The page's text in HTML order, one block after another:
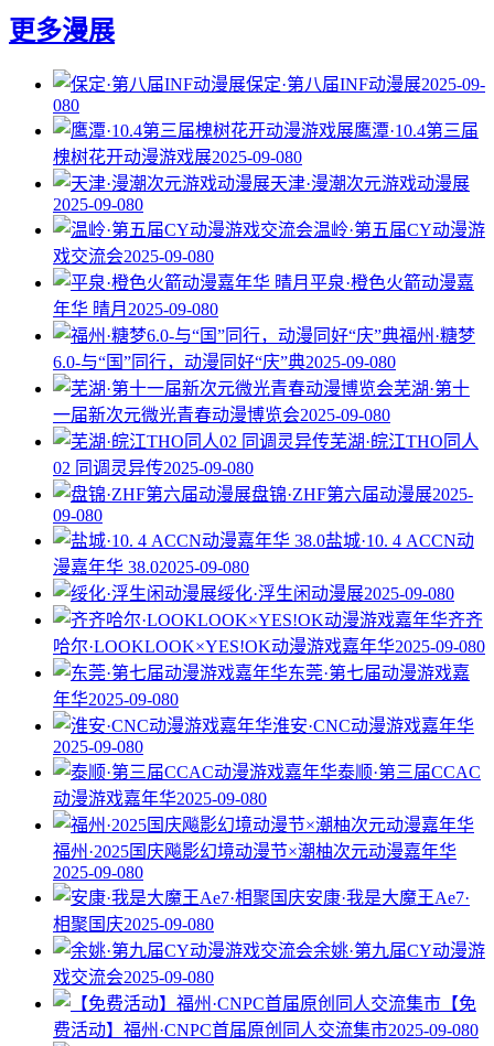
更多漫展
保定·第八届INF动漫展2025-09-
080
鹰潭·10.4第三届
槐树花开动漫游戏展2025-09-080
天津·漫潮次元游戏动漫展
2025-09-080
温岭·第五届CY动漫游
戏交流会2025-09-080
平泉·橙色火箭动漫嘉
年华 晴月 2025-09-080
福州·糖梦
6.0-与“国”同行，动漫同好“庆”典2025-09-080
芜湖·第十
一届新次元微光青春动漫博览会2025-09-080
芜湖·皖江THO同人
02 同调灵异传2025-09-080
盘锦·ZHF第六届动漫展2025-
09-080
盐城·10. 4 ACCN动
漫嘉年华 38.02025-09-080
绥化·浮生闲动漫展2025-09-080
齐齐
哈尔·LOOKLOOK×YES!OK动漫游戏嘉年华2025-09-080
东莞·第七届动漫游戏嘉
年华2025-09-080
淮安·CNC动漫游戏嘉年华
2025-09-080
泰顺·第三届CCAC
动漫游戏嘉年华2025-09-080
福州·2025国庆飚影幻境动漫节×潮柚次元动漫嘉年华
2025-09-080
安康·我是大魔王Ae7·
相聚国庆2025-09-080
余姚·第九届CY动漫游
戏交流会2025-09-080
【免
费活动】福州·CNPC首届原创同人交流集市2025-09-080